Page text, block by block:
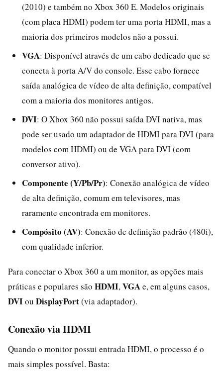
(2010) e também no Xbox 360 E. Modelos originais
(com placa HDMI) podem ter uma porta HDMI, mas a
maioria dos primeiros modelos não a possui.
VGA: Disponível através de um cabo dedicado que se
conecta à porta A/V do console. Esse cabo fornece
saída analógica de vídeo de alta definição, compatível
com a maioria dos monitores antigos.
DVI: O Xbox 360 não possui saída DVI nativa, mas
pode ser usado um adaptador de HDMI para DVI (para
modelos com HDMI) ou de VGA para DVI (com
conversor ativo).
Componente (Y/Pb/Pr): Conexão analógica de vídeo
de alta definição, comum em televisores, mas
raramente encontrada em monitores.
Compósito (AV): Conexão de definição padrão (480i),
com qualidade inferior.
Para conectar o Xbox 360 a um monitor, as opções mais
práticas e populares são HDMI, VGAe, em alguns casos,
DVIou DisplayPort(via adaptador).
Conexão via HDMI
Quando o monitor possui entrada HDMI, o processo é o
mais simples possível. Basta: